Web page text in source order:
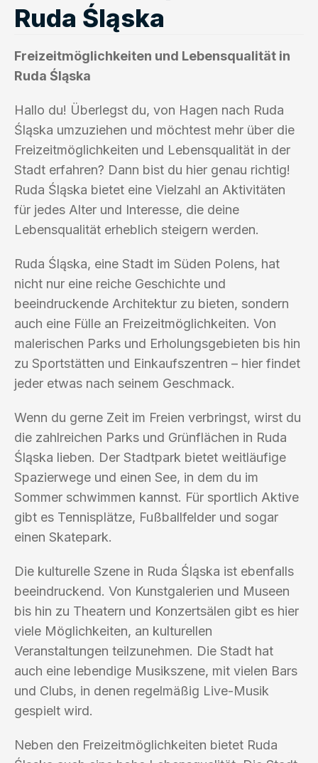
Ruda Śląska
Freizeitmöglichkeiten und Lebensqualität in
Ruda Śląska
Hallo du! Überlegst du, von Hagen nach Ruda
Śląska umzuziehen und möchtest mehr über die
Freizeitmöglichkeiten und Lebensqualität in der
Stadt erfahren? Dann bist du hier genau richtig!
Ruda Śląska bietet eine Vielzahl an Aktivitäten
für jedes Alter und Interesse, die deine
Lebensqualität erheblich steigern werden.
Ruda Śląska, eine Stadt im Süden Polens, hat
nicht nur eine reiche Geschichte und
beeindruckende Architektur zu bieten, sondern
auch eine Fülle an Freizeitmöglichkeiten. Von
malerischen Parks und Erholungsgebieten bis hin
zu Sportstätten und Einkaufszentren – hier findet
jeder etwas nach seinem Geschmack.
Wenn du gerne Zeit im Freien verbringst, wirst du
die zahlreichen Parks und Grünflächen in Ruda
Śląska lieben. Der Stadtpark bietet weitläufige
Spazierwege und einen See, in dem du im
Sommer schwimmen kannst. Für sportlich Aktive
gibt es Tennisplätze, Fußballfelder und sogar
einen Skatepark.
Die kulturelle Szene in Ruda Śląska ist ebenfalls
beeindruckend. Von Kunstgalerien und Museen
bis hin zu Theatern und Konzertsälen gibt es hier
viele Möglichkeiten, an kulturellen
Veranstaltungen teilzunehmen. Die Stadt hat
auch eine lebendige Musikszene, mit vielen Bars
und Clubs, in denen regelmäßig Live-Musik
gespielt wird.
Neben den Freizeitmöglichkeiten bietet Ruda